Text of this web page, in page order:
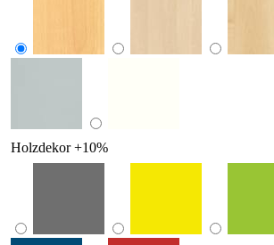
Holzdekor +10%